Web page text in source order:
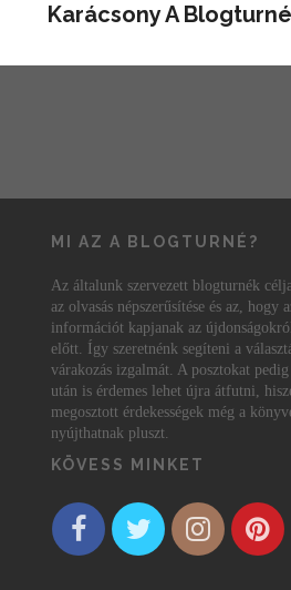
Karácsony A
MI AZ A BLOGTURNÉ?
Az általunk szervezett blogturnék
az olvasás népszerűsítése és az, hogy
információt kapjanak az
előtt. Így szeretnénk segíteni a
várakozás izgalmát. A posztokat
után is érdemes lehet újra átfutni,
megosztott érdekességek még a
nyújthatnak pluszt.
KÖVESS MINKET